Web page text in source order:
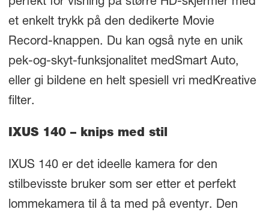
et enkelt trykk på den dedikerte Movie
Record-knappen. Du kan også nyte en unik
pek-og-skyt-funksjonalitet medSmart Auto,
eller gi bildene en helt spesiell vri medKreative
filter.
IXUS 140 – knips med stil
IXUS 140 er det ideelle kamera for den
stilbevisste bruker som ser etter et perfekt
lommekamera til å ta med på eventyr. Den